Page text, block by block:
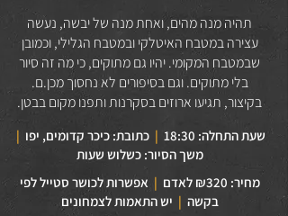
תהיה מנה מהים, ואחת מנה של יבשה, נעשה
עצירה במטבח האיטלקי ובמטבח הגלילי, וכמובן
שבמטבח המקומי. יהיו גם מתוקים, כי מה זה סיור
בלי מתוקים. וגם בסיפורים לא נחסוך מכן.ם.
בקיצור, תגיעו ארוזים בסקרנות ותפנו מקום בבטן.
שעת התחלה: 18:30 | כתובת: כיכר קדומים, יפו |
משך הסיור: כשלוש שעות
מחיר: ₪320 לאדם
| אפשרות לכושר סטייל לפי
בקשה | יש התאמות לצמחונים